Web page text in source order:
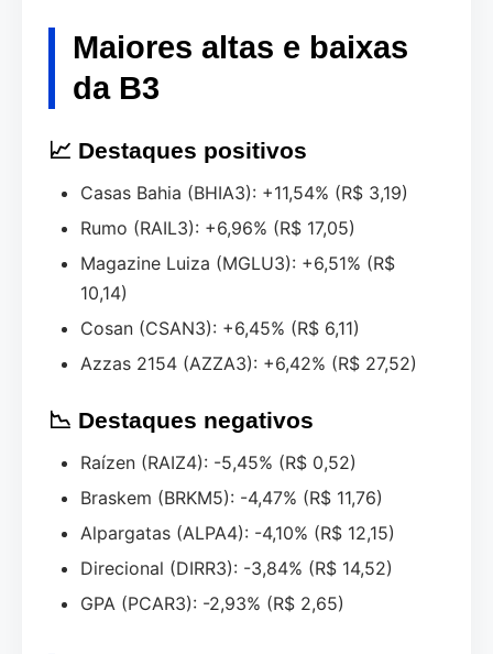
Maiores altas e baixas
da B3
📈 Destaques positivos
Casas Bahia (BHIA3): +11,54% (R$ 3,19)
Rumo (RAIL3): +6,96% (R$ 17,05)
Magazine Luiza (MGLU3): +6,51% (R$
10,14)
Cosan (CSAN3): +6,45% (R$ 6,11)
Azzas 2154 (AZZA3): +6,42% (R$ 27,52)
📉 Destaques negativos
Raízen (RAIZ4): -5,45% (R$ 0,52)
Braskem (BRKM5): -4,47% (R$ 11,76)
Alpargatas (ALPA4): -4,10% (R$ 12,15)
Direcional (DIRR3): -3,84% (R$ 14,52)
GPA (PCAR3): -2,93% (R$ 2,65)